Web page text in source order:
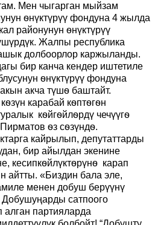
Мен чыгарган мыйзам
ѳнүктүрүү фондуна 4 жылда
районунун ѳнүктүрүү
Жалпы республика
долбоорлор каржыланды.
бир канча кендер иштетиле
ѳнүктүрүү фондуна
акча түшѳ баштайт.
карабай кѳптѳгѳн
кѳйгѳйлѳрдү чечүүгѳ
ѳз сѳзүндѳ.
кайрылып, депутаттарды
бир айылдан экенине
кесипкѳйлүктѳрүнѳ карап
айтты. «Биздин бала эле,
менен добуш берүүнү
Добушуңарды сатпоого
партияларда